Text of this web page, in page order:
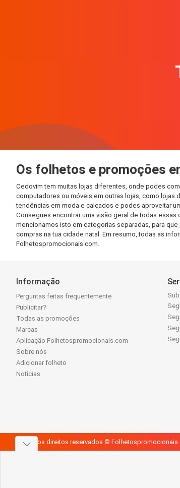
Os folhetos e promoções
Cedovim tem muitas lojas diferentes, onde podes
computadores ou móveis em outras lojas, como lojas
tendências em moda e calçados e podes aproveitar
Consegues encontrar uma visão geral de todas
mencionamos isto em categorias separadas, para
compras na tua cidade natal. Em resumo, todas as
Folhetospromocionais.com.
Informação
Perguntas feitas frequentemente
Publicitar?
Todas as promoções
Marcas
Aplicação Folhetospromocionais.com
Sobre nós
Adicionar folheto
Notícias
Todos os direitos reservados ©